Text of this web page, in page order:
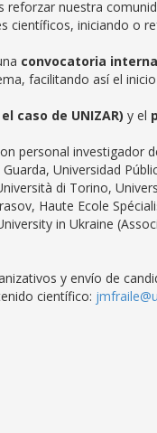
reforzar nuestra
científicos, iniciando o
convocatoria
facilitando así el
caso de UNIZAR) y el
personal investigador
Universidad
di Torino,
Haute Ecole
in Ukraine
y envío de
científico: